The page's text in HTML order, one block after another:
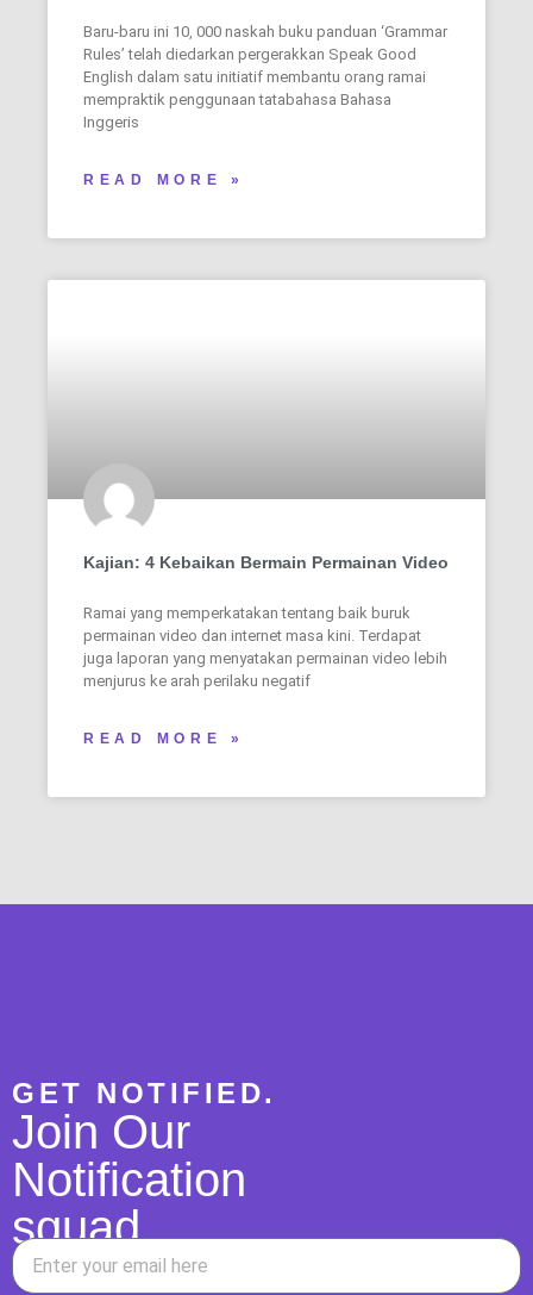
Baru-baru ini 10, 000 naskah buku panduan ‘Grammar
Rules’ telah diedarkan pergerakkan Speak Good
English dalam satu initiatif membantu orang ramai
mempraktik penggunaan tatabahasa Bahasa
Inggeris
READ MORE »
Kajian: 4 Kebaikan Bermain Permainan Video
Ramai yang memperkatakan tentang baik buruk
permainan video dan internet masa kini. Terdapat
juga laporan yang menyatakan permainan video lebih
menjurus ke arah perilaku negatif
READ MORE »
GET NOTIFIED.
Join Our
Notification
squad